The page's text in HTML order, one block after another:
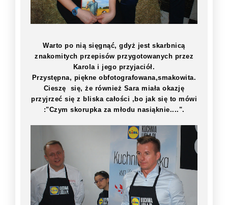
Warto po nią sięgnąć, gdyż jest skarbnicą
znakomitych przepisów przygotowanych przez
Karola i jego przyjaciół.
Przystępna, piękne obfotografowana,smakowita.
Cieszę się, że również Sara miała okazję
przyjrzeć się z bliska całości ,bo jak się to mówi
:"Czym skorupka za młodu nasiąknie....".